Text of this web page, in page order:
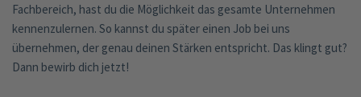
Fachbereich, hast du die Möglichkeit das gesamte Unternehmen
kennenzulernen. So kannst du später einen Job bei uns
übernehmen, der genau deinen Stärken entspricht. Das klingt gut?
Dann bewirb dich jetzt!